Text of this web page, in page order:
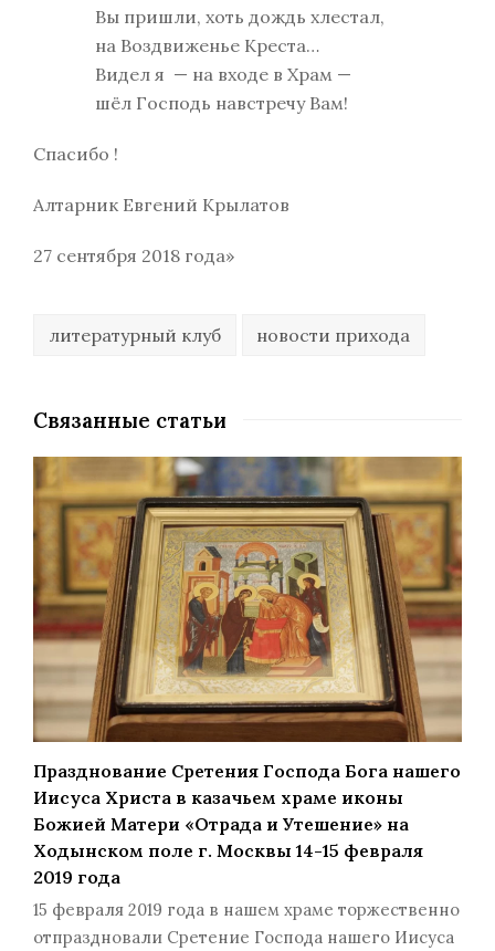
Вы пришли, хоть дождь хлестал,
на Воздвиженье Креста…
Видел я — на входе в Храм —
шёл Господь навстречу Вам!
Спасибо !
Алтарник Евгений Крылатов
27 сентября 2018 года»
литературный клуб новости прихода
Связанные статьи
Празднование Сретения Господа Бога нашего
Иисуса Христа в казачьем храме иконы
Божией Матери «Отрада и Утешение» на
Ходынском поле г. Москвы 14-15 февраля
2019 года
15 февраля 2019 года в нашем храме торжественно
отпраздновали Сретение Господа нашего Иисуса